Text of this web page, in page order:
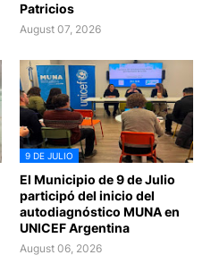
Patricios
August 07, 2026
9 DE JULIO
El Municipio de 9 de Julio
participó del inicio del
autodiagnóstico MUNA en
UNICEF Argentina
August 06, 2026